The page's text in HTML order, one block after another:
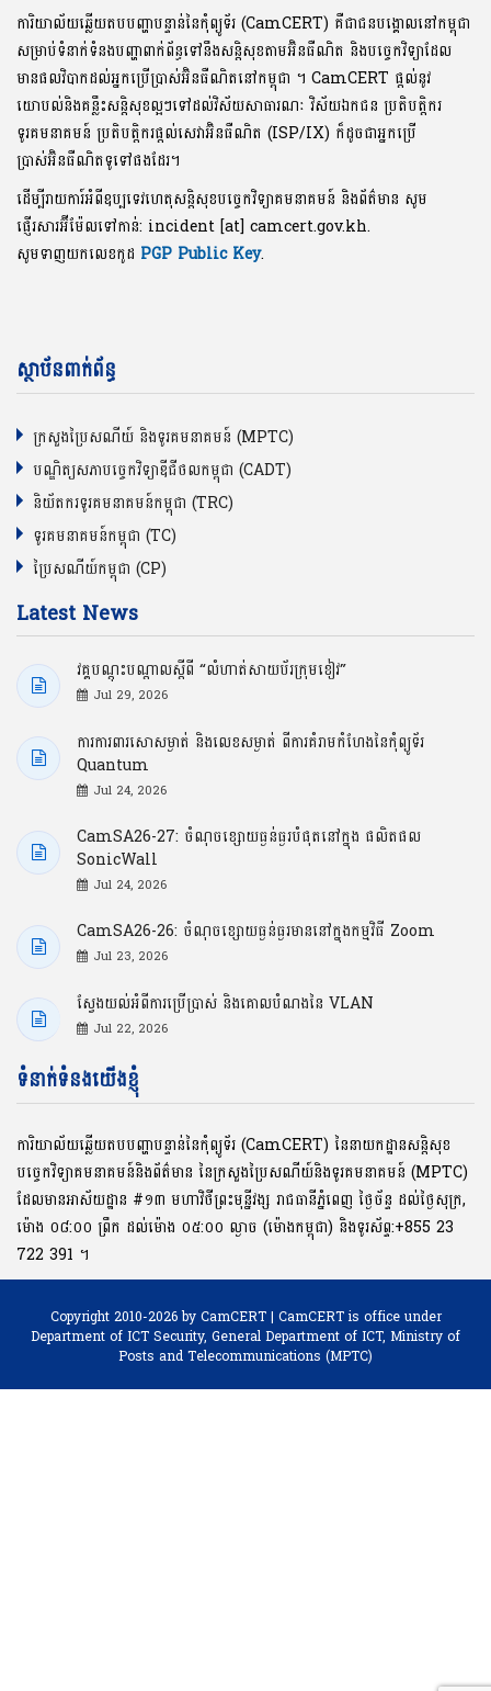
ការិយាល័យឆ្លើយតបបញ្ហាបន្ទាន់នៃកុំព្យូទ័រ (CamCERT) គឺជាជនបង្គោលនៅកម្ពុជា
សម្រាប់ទំនាក់ទំនងបញ្ហាពាក់ព័ន្ធទៅនឹងសន្តិសុខតាមអ៊ិនធឺណិត និងបច្ចេកវិទ្យាដែល
មានផលវិបាកដល់អ្នកប្រើប្រាស់អ៊ិនធឺណិតនៅកម្ពុជា ។ CamCERT ផ្តល់នូវ
យោបល់និងគន្លឹះសន្តិសុខល្អៗទៅដល់វិស័យសាធារណៈ វិស័យឯកជន ប្រតិបត្តិករ
ទូរគមនាគមន៍ ប្រតិបត្តិករផ្តល់សេវាអ៊ិនធឺណិត (ISP/IX) ក៏ដូចជាអ្នកប្រើ
ប្រាស់អ៊ិនធឺណិតទូទៅផងដែរ។
ដើម្បីរាយការ៍អំពីឧប្បទេវហេតុសន្តិសុខបច្ចេកវិទ្យាគមនាគមន៍ និងព័ត៌មាន សូម
ផ្ញើរសារអ៊ីម៉ែលទៅកាន់: incident [at] camcert.gov.kh.
សូមទាញយកលេខកូដ PGP Public Key.
ស្ថាប័នពាក់ព័ន្ធ
ក្រសួងប្រៃសណីយ៍ និងទូរគមនាគមន៍ (MPTC)
បណ្ឌិត្យសភាបច្ចេកវិទ្យាឌីជីថលកម្ពុជា (CADT)
និយ័តករទូរគមនាគមន៍កម្ពុជា (TRC)
ទូរគមនាគមន៍កម្ពុជា (TC)
ប្រៃសណីយ៍កម្ពុជា (CP)
Latest News
វគ្គបណ្ដុះបណ្ដាលស្ដីពី “លំហាត់សាយប័រក្រុមខៀវ”
Jul 29, 2026
ការការពារសោសម្ងាត់ និងលេខសម្ងាត់ ពីការគំរាមកំហែងនៃកុំព្យូទ័រ
Quantum
Jul 24, 2026
CamSA26-27: ចំណុចខ្សោយធ្ងន់ធ្ងរបំផុតនៅក្នុង ផលិតផល
SonicWall
Jul 24, 2026
CamSA26-26: ចំណុចខ្សោយធ្ងន់ធ្ងរមាននៅក្នុងកម្មវិធី Zoom
Jul 23, 2026
ស្វែងយល់អំពីការប្រើប្រាស់ និងគោលបំណងនៃ VLAN
Jul 22, 2026
ទំនាក់ទំនងយើងខ្ញុំ
ការិយាល័យឆ្លើយតបបញ្ហាបន្ទាន់នៃកុំព្យូទ័រ (CamCERT) នៃនាយកដ្ឋានសន្តិសុខ
បច្ចេកវិទ្យាគមនាគមន៍និងព័ត៌មាន នៃក្រសួងប្រៃសណីយ៍និងទូរគមនាគមន៍ (MPTC)
ដែលមានអាស័យដ្ឋាន #១៣ មហាវិថីព្រះមុនី្នវង្ស រាជធានីភ្នំពេញ ថ្ងៃច័ន្ទ ដល់ថ្ងៃសុក្រ,
ម៉ោង ០៨:០០ ​ព្រឹក ដល់ម៉ោង ០៥:០០ ល្ងាច (ម៉ោងកម្ពុជា) និងទូរស័ព្ទ:+855 23
722 391 ។
Copyright 2010-2026 by CamCERT | CamCERT is office under
Department of ICT Security, General Department of ICT, Ministry of
Posts and Telecommunications (MPTC)